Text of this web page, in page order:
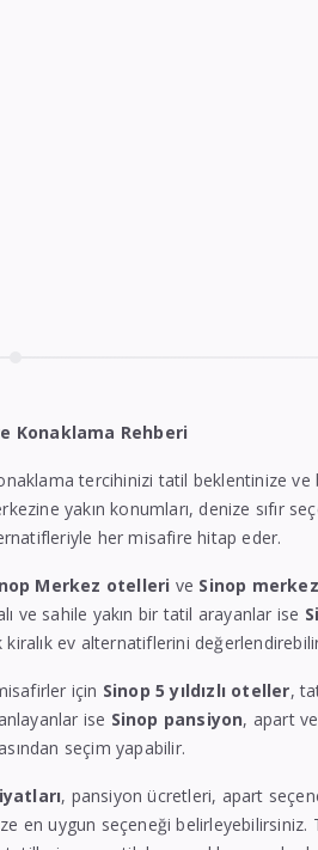
Konaklama Rehberi
tercihinizi tatil beklentinize
yakın konumları, denize sıfır
her misafire hitap eder.
Merkez otelleri ve Sinop
ve sahile yakın bir tatil arayanlar ise
ev alternatiflerini
için Sinop 5 yıldızlı oteller,
ise Sinop pansiyon, apart
seçim yapabilir.
, pansiyon ücretleri, apart
en uygun seçeneği belirleyebilirsiniz.